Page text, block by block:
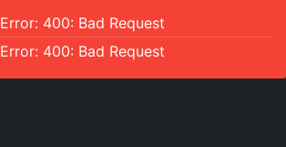
Error: 400: Bad Request
Error: 400: Bad Request